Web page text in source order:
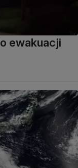
ewakuacji